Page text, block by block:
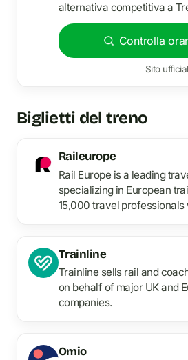
alternativa competitiva a
Controlla
Sito
Biglietti del treno
Raileurope
Rail Europe is a leading
specializing in European
15,000 travel professionals
Trainline
Trainline sells rail and
on behalf of major UK and
companies.
Omio